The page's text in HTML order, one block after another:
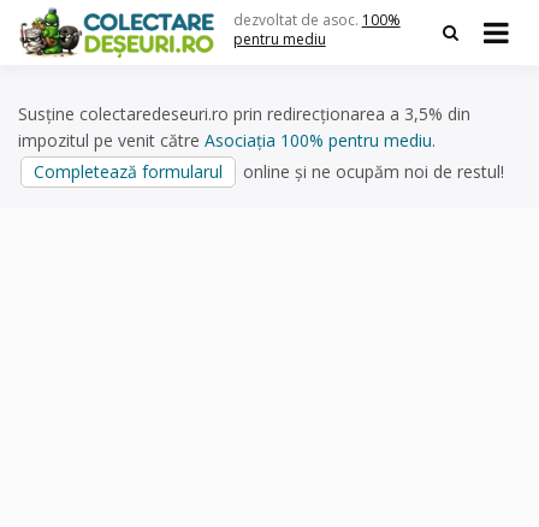
content
dezvoltat de asoc. 100%
pentru mediu
Susține colectaredeseuri.ro prin redirecționarea a 3,5% din
impozitul pe venit către Asociația 100% pentru mediu.
Completează formularul
online și ne ocupăm noi de restul!